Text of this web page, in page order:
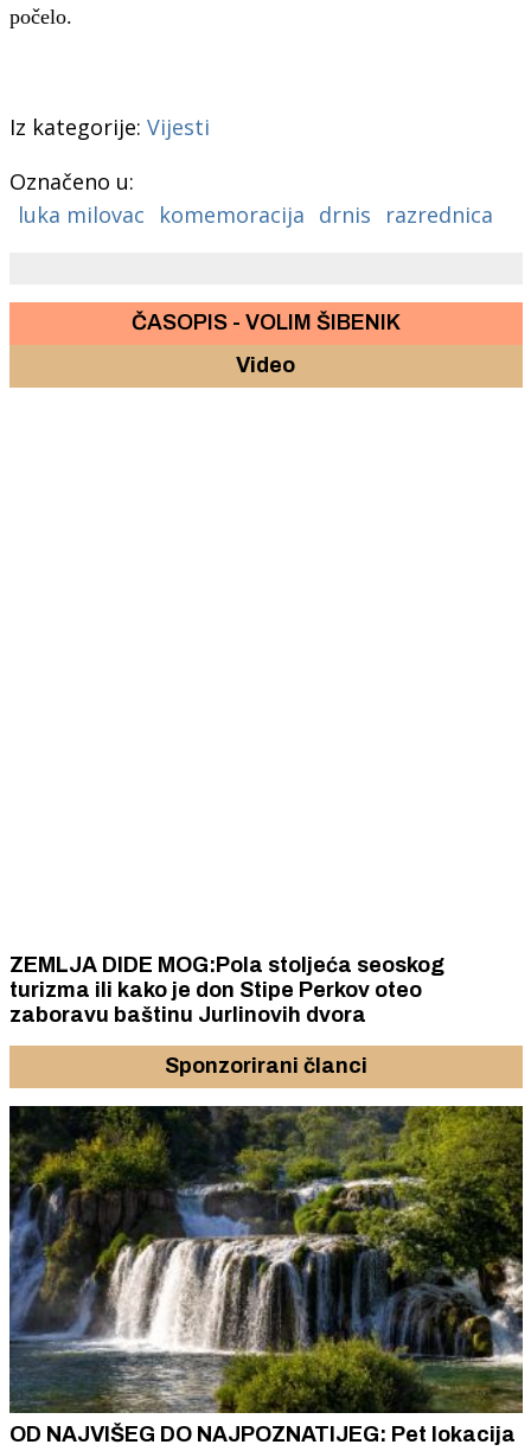
počelo.
Iz kategorije: Vijesti
Označeno u:
luka milovac
komemoracija drnis razrednica
ČASOPIS - VOLIM ŠIBENIK
Video
ZEMLJA DIDE MOG:Pola stoljeća seoskog
turizma ili kako je don Stipe Perkov oteo
zaboravu baštinu Jurlinovih dvora
Sponzorirani članci
OD NAJVIŠEG DO NAJPOZNATIJEG: Pet lokacija